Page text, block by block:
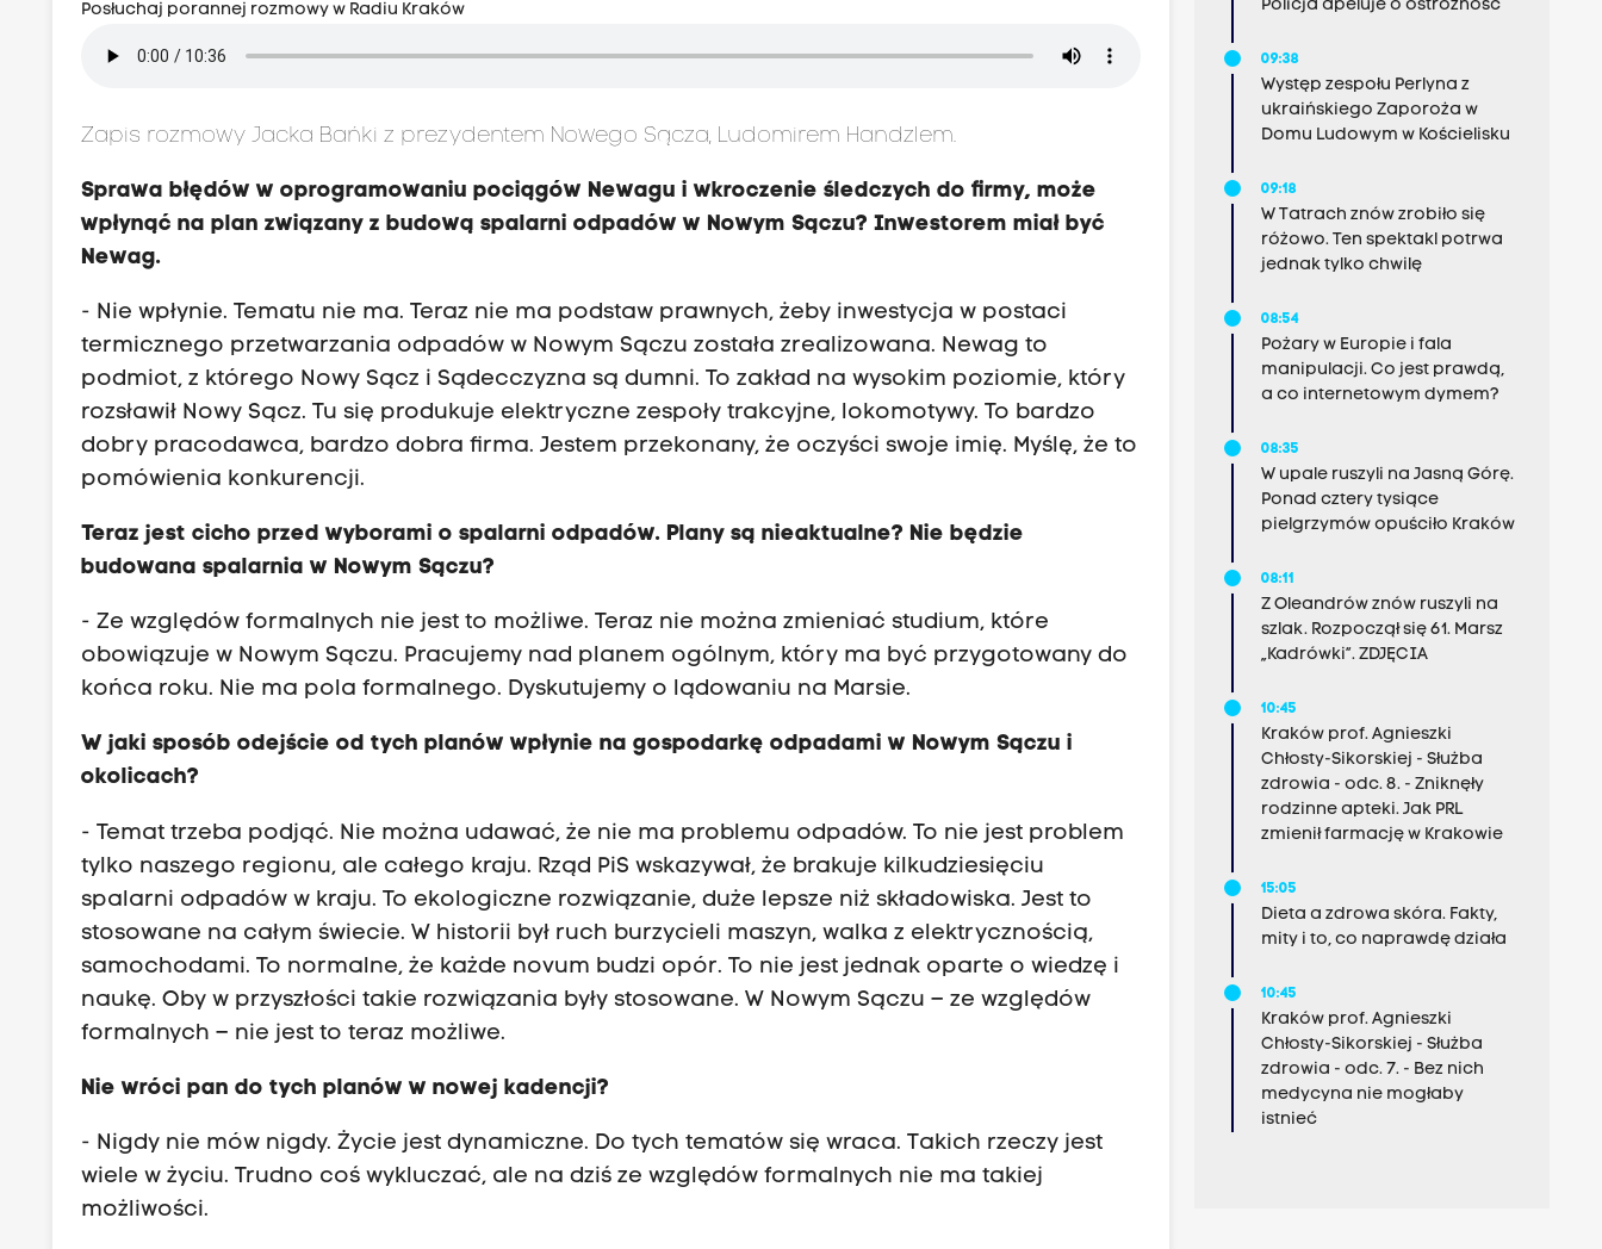
Posłuchaj porannej rozmowy w Radiu Kraków
Zapis rozmowy Jacka Bańki z prezydentem Nowego Sącza, Ludomirem Handzlem.
Sprawa błędów w oprogramowaniu pociągów Newagu i wkroczenie śledczych do firmy, może
wpłynąć na plan związany z budową spalarni odpadów w Nowym Sączu? Inwestorem miał być
Newag.
- Nie wpłynie. Tematu nie ma. Teraz nie ma podstaw prawnych, żeby inwestycja w postaci
termicznego przetwarzania odpadów w Nowym Sączu została zrealizowana. Newag to
podmiot, z którego Nowy Sącz i Sądecczyzna są dumni. To zakład na wysokim poziomie, który
rozsławił Nowy Sącz. Tu się produkuje elektryczne zespoły trakcyjne, lokomotywy. To bardzo
dobry pracodawca, bardzo dobra firma. Jestem przekonany, że oczyści swoje imię. Myślę, że to
pomówienia konkurencji.
Teraz jest cicho przed wyborami o spalarni odpadów. Plany są nieaktualne? Nie będzie
budowana spalarnia w Nowym Sączu?
- Ze względów formalnych nie jest to możliwe. Teraz nie można zmieniać studium, które
obowiązuje w Nowym Sączu. Pracujemy nad planem ogólnym, który ma być przygotowany do
końca roku. Nie ma pola formalnego. Dyskutujemy o lądowaniu na Marsie.
W jaki sposób odejście od tych planów wpłynie na gospodarkę odpadami w Nowym Sączu i
okolicach?
- Temat trzeba podjąć. Nie można udawać, że nie ma problemu odpadów. To nie jest problem
tylko naszego regionu, ale całego kraju. Rząd PiS wskazywał, że brakuje kilkudziesięciu
spalarni odpadów w kraju. To ekologiczne rozwiązanie, duże lepsze niż składowiska. Jest to
stosowane na całym świecie. W historii był ruch burzycieli maszyn, walka z elektrycznością,
samochodami. To normalne, że każde novum budzi opór. To nie jest jednak oparte o wiedzę i
naukę. Oby w przyszłości takie rozwiązania były stosowane. W Nowym Sączu – ze względów
formalnych – nie jest to teraz możliwe.
Nie wróci pan do tych planów w nowej kadencji?
- Nigdy nie mów nigdy. Życie jest dynamiczne. Do tych tematów się wraca. Takich rzeczy jest
wiele w życiu. Trudno coś wykluczać, ale na dziś ze względów formalnych nie ma takiej
możliwości.
Policja apeluje o ostrożność
09:38
Występ zespołu Perlyna z
ukraińskiego Zaporoża w
Domu Ludowym w Kościelisku
09:18
W Tatrach znów zrobiło się
różowo. Ten spektakl potrwa
jednak tylko chwilę
08:54
Pożary w Europie i fala
manipulacji. Co jest prawdą,
a co internetowym dymem?
08:35
W upale ruszyli na Jasną Górę.
Ponad cztery tysiące
pielgrzymów opuściło Kraków
08:11
Z Oleandrów znów ruszyli na
szlak. Rozpoczął się 61. Marsz
„Kadrówki”. ZDJĘCIA
10:45
Kraków prof. Agnieszki
Chłosty-Sikorskiej - Służba
zdrowia - odc. 8. - Zniknęły
rodzinne apteki. Jak PRL
zmienił farmację w Krakowie
15:05
Dieta a zdrowa skóra. Fakty,
mity i to, co naprawdę działa
10:45
Kraków prof. Agnieszki
Chłosty-Sikorskiej - Służba
zdrowia - odc. 7. - Bez nich
medycyna nie mogłaby
istnieć